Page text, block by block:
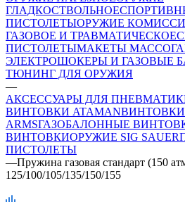
ГЛАДКОСТВОЛЬНОЕ
ПИСТОЛЕТЫОРУЖИЕ
ГАЗОВОЕ И ТРАВМАТИЧЕСКОЕ
ПИСТОЛЕТЫМАКЕТЫ
ЭЛЕКТРОШОКЕРЫ И ГАЗОВЫЕ
ТЮНИНГ ДЛЯ ОРУЖИЯ
—
АКСЕССУАРЫ ДЛЯ
ВИНТОВКИ ATAMANВИНТОВКИ
ARMSГАЗОБАЛОННЫЕ
ВИНТОВКИОРУЖИЕ SIG SAUER
ПИСТОЛЕТЫ
—Пружина газовая стандарт (150
125/100/105/135/150/155